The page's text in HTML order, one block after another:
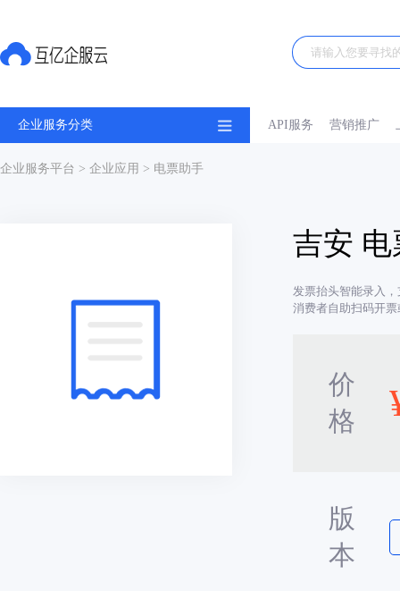
企业服务分类 API服务 营销推广
企业服务平台 > 企业应用 > 电票助手
吉安
发票抬头智能录入
消费者自助扫码开
价
格
版
本